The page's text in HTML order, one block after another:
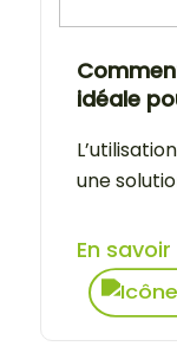
idéale
une
En